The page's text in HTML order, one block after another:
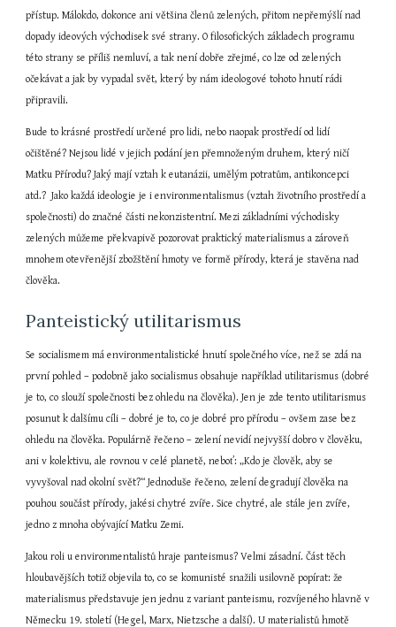
přístup. Málokdo, dokonce ani většina členů zelených, přitom nepřemýšlí nad
dopady ideových východisek své strany. O filosofických základech programu
této strany se příliš nemluví, a tak není dobře zřejmé, co lze od zelených
očekávat a jak by vypadal svět, který by nám ideologové tohoto hnutí rádi
připravili.
Bude to krásné prostředí určené pro lidi, nebo naopak prostředí od lidí
očištěné? Nejsou lidé v jejich podání jen přemnoženým druhem, který ničí
Matku Přírodu? Jaký mají vztah k eutanázii, umělým potratům, antikoncepci
atd.?  Jako každá ideologie je i environmentalismus (vztah životního prostředí a
společnosti) do značné části nekonzistentní. Mezi základními východisky
zelených můžeme překvapivě pozorovat praktický materialismus a zároveň
mnohem otevřenější zbožštění hmoty ve formě přírody, která je stavěna nad
člověka.
Panteistický utilitarismus
Se socialismem má environmentalistické hnutí společného více, než se zdá na
první pohled – podobně jako socialismus obsahuje například utilitarismus (dobré
je to, co slouží společnosti bez ohledu na člověka). Jen je zde tento utilitarismus
posunut k dalšímu cíli – dobré je to, co je dobré pro přírodu – ovšem zase bez
ohledu na člověka. Populárně řečeno – zelení nevidí nejvyšší dobro v člověku,
ani v kolektivu, ale rovnou v celé planetě, neboť: „Kdo je člověk, aby se
vyvyšoval nad okolní svět?“ Jednoduše řečeno, zelení degradují člověka na
pouhou součást přírody, jakési chytré zvíře. Sice chytré, ale stále jen zvíře,
jedno z mnoha obývající Matku Zemi.
Jakou roli u environmentalistů hraje panteismus? Velmi zásadní. Část těch
hloubavějších totiž objevila to, co se komunisté snažili usilovně popírat: že
materialismus představuje jen jednu z variant panteismu, rozvíjeného hlavně v
Německu 19. století (Hegel, Marx, Nietzsche a další). U materialistů hmotě